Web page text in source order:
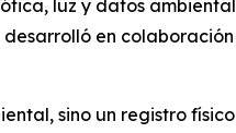
luz y datos
desarrolló en
sino un registro